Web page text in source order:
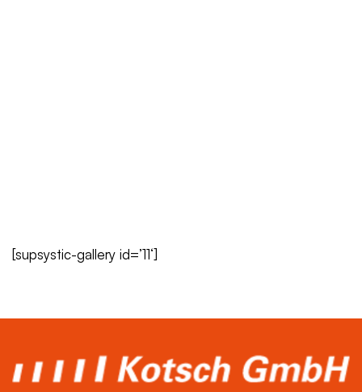
[supsystic-gallery id=’11‘]